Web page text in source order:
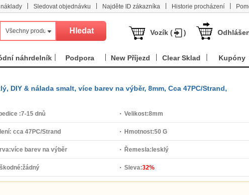
Sledovat objednávku Najděte ID zákazníka Historie procházení
Všechny produkt Vozík ( )
náhrdelník Podpora New Příjezd Clear Sklad Kupóny
DIY & nálada smalt, více barev na výběr, 8mm, Cca 47PC/Strand,
:7-15 dnů Velikost:8mm
cca 47PC/Strand Hmotnost:50 G
více barev na výběr Řemesla: lesklý
žádný Sleva:32%